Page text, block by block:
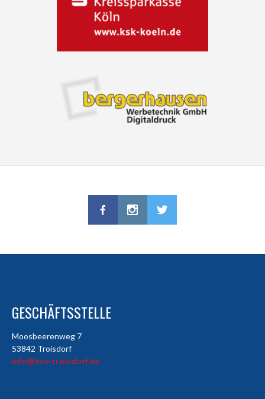
GESCHÄFTSSTELLE
Moosbeerenweg 7
53842 Troisdorf
info@hsv-troisdorf.de